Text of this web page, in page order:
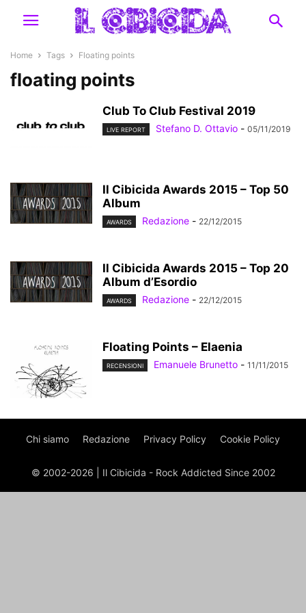
Home Tags Floating points
floating points
Club To Club Festival 2019
LIVE REPORT Stefano D. Ottavio - 05/11/2019
Il Cibicida Awards 2015 – Top 50
Album
AWARDS Redazione - 22/12/2015
Il Cibicida Awards 2015 – Top 20
Album d’Esordio
AWARDS Redazione - 22/12/2015
Floating Points – Elaenia
RECENSIONI Emanuele Brunetto - 11/11/2015
Chi siamo Redazione Privacy Policy Cookie Policy
© 2002-2026 | Il Cibicida - Rock Addicted Since 2002